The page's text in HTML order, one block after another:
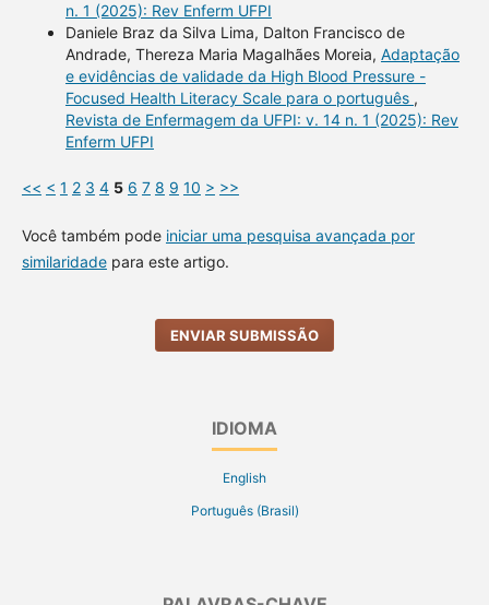
n. 1 (2025): Rev Enferm UFPI
Daniele Braz da Silva Lima, Dalton Francisco de
Andrade, Thereza Maria Magalhães Moreia, Adaptação
e evidências de validade da High Blood Pressure -
Focused Health Literacy Scale para o português ,
Revista de Enfermagem da UFPI: v. 14 n. 1 (2025): Rev
Enferm UFPI
<< < 1 2 3 4 5 6 7 8 9 10 > >>
Você também pode iniciar uma pesquisa avançada por
similaridadepara este artigo.
ENVIAR SUBMISSÃO
IDIOMA
English
Português (Brasil)